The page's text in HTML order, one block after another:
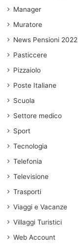
Manager
Muratore
News Pensioni 2022
Pasticcere
Pizzaiolo
Poste Italiane
Scuola
Settore medico
Sport
Tecnologia
Telefonia
Televisione
Trasporti
Viaggi e Vacanze
Villaggi Turistici
Web Account